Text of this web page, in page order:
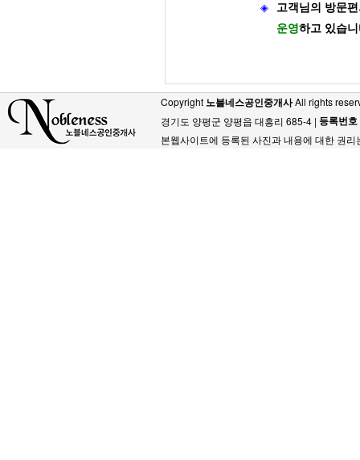
◈
고객님의 방문
운영하고 있습
Copyright 노블네스공인중개사All rights
경기도 양평군 양평읍 대흥리 685-4 | 등록번호
본웹사이트에 등록된 사진과 내용에 대한 권